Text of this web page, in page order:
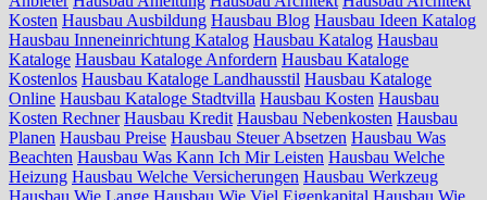
Kosten Hausbau Ausbildung Hausbau Blog Hausbau Ideen Katalog
Hausbau Inneneinrichtung Katalog Hausbau Katalog Hausbau
Kataloge Hausbau Kataloge Anfordern Hausbau Kataloge
Kostenlos Hausbau Kataloge Landhausstil Hausbau Kataloge
Online Hausbau Kataloge Stadtvilla Hausbau Kosten Hausbau
Kosten Rechner Hausbau Kredit Hausbau Nebenkosten Hausbau
Planen Hausbau Preise Hausbau Steuer Absetzen Hausbau Was
Beachten Hausbau Was Kann Ich Mir Leisten Hausbau Welche
Heizung Hausbau Welche Versicherungen Hausbau Werkzeug
Hausbau Wie Lange Hausbau Wie Viel Eigenkapital Hausbau Wie